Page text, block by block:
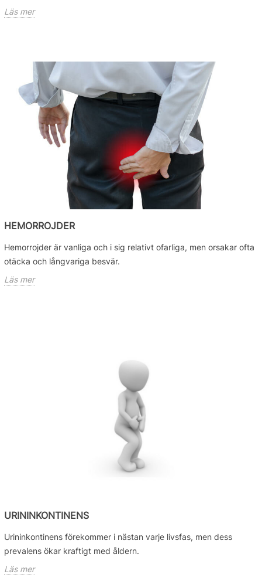
Läs mer
HEMORROJDER
Hemorrojder är vanliga och i sig relativt ofarliga, men orsakar ofta
otäcka och långvariga besvär.
Läs mer
URININKONTINENS
Urininkontinens förekommer i nästan varje livsfas, men dess
prevalens ökar kraftigt med åldern.
Läs mer